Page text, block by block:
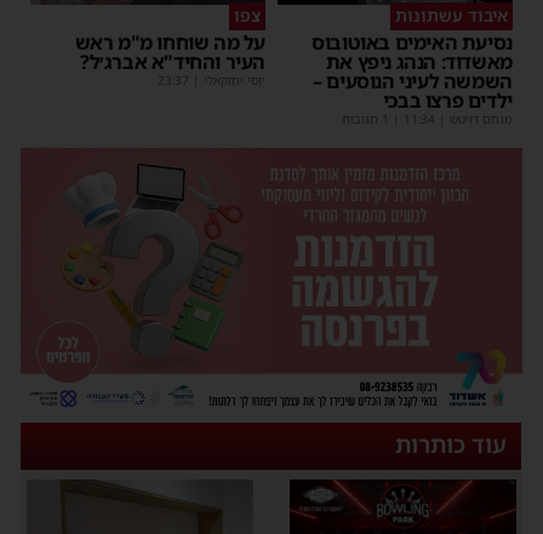
איבוד עשתונות
נסיעת האימים באוטובוס
מאשדוד: הנהג ניפץ את
השמשה לעיני הנוסעים –
ילדים פרצו בבכי
מנחם דויטש 11:34
צפו
על מה שוחחו מ"מ ראש
העיר והחיד"א אברג׳ל?
יוסי יחזקאלי 23:37
עוד כותרות